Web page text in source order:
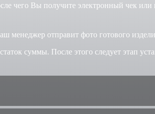
чего Вы получите электронный чек
менеджер отправит фото готового
суммы. После этого следует этап